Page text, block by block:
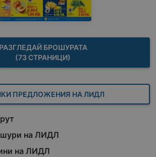
РАЗГЛЕДАЙ БРОШУРАТА
(73 СТРАНИЦИ)
ПРЕДЛОЖЕНИЯ НА ЛИДЛ
на ЛИДЛ
на ЛИДЛ